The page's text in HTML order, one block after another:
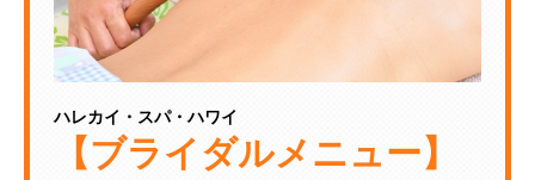
ハレカイ・スパ・ハワイ
【ブライダルメニュー】